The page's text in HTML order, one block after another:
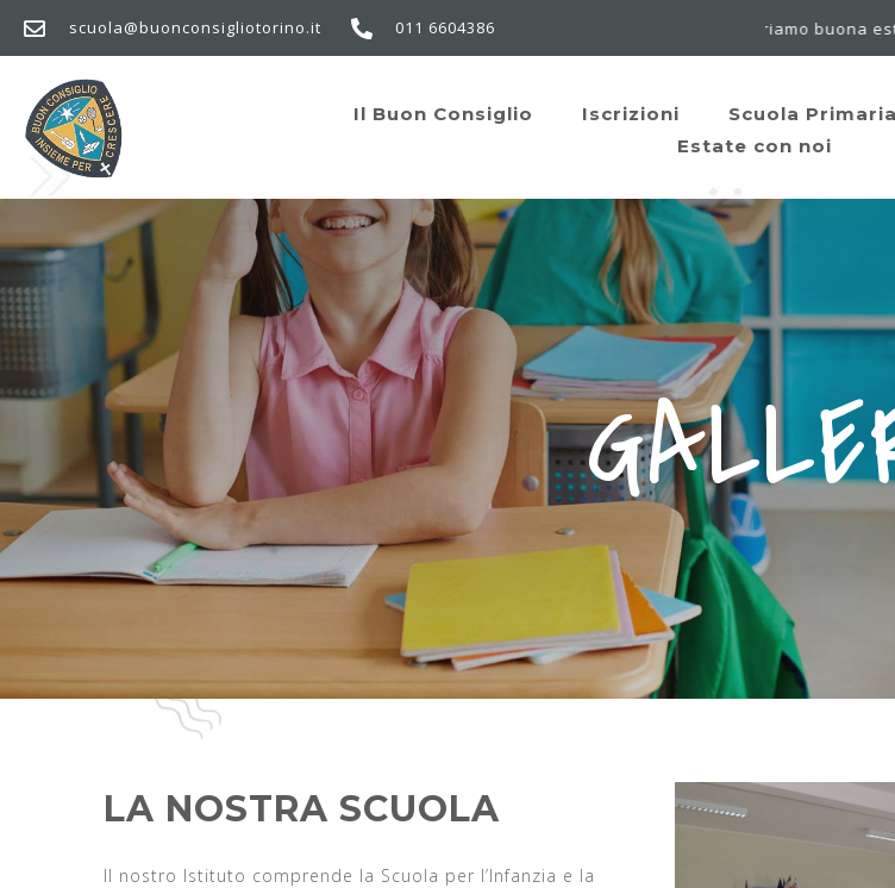
scuola@buonconsigliotorino.it 011 6604386 Vi auguriamo buona estate! Ci
Il Buon Consiglio Iscrizioni Scuola Primaria
Estate con noi
LA NOSTRA SCUOLA
Il nostro Istituto comprende la Scuola per l’Infanzia e la